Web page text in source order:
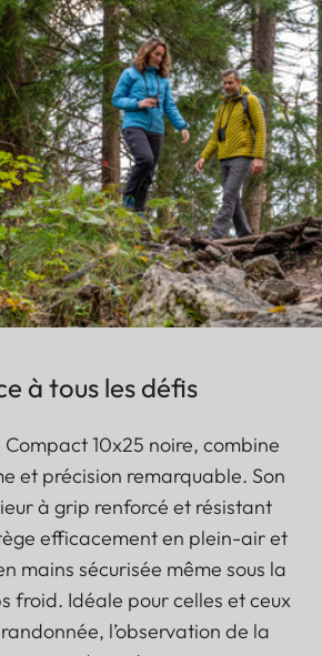
à tous les défis
10x25 noire, combine
et précision remarquable. Son
à grip renforcé et résistant
efficacement en plein-air et
mains sécurisée même sous la
froid. Idéale pour celles et ceux
l’observation de la